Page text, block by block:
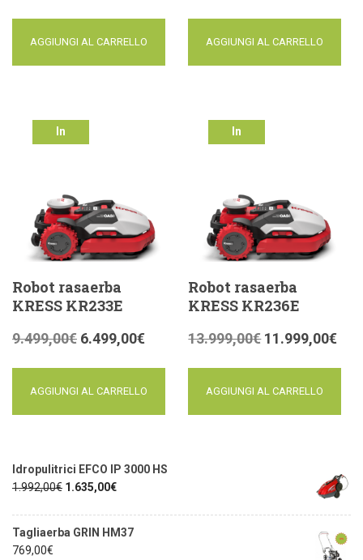
AGGIUNGI AL CARRELLO AGGIUNGI AL CARRELLO
In
Robot rasaerba
KRESS KR233E
9.499,00€ 6.499,00€
AGGIUNGI AL CARRELLO
In
Robot rasaerba
KRESS KR236E
13.999,00€ 11.999,00€
AGGIUNGI AL CARRELLO
Idropulitrici EFCO IP 3000 HS
1.992,00€ 1.635,00€
Tagliaerba GRIN HM37
769,00€